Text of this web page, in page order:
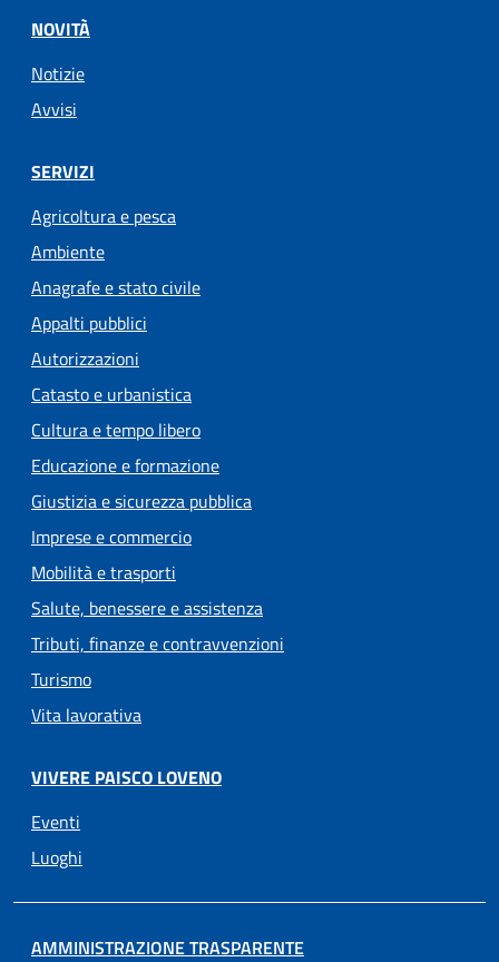
NOVITÀ
Notizie
Avvisi
SERVIZI
Agricoltura e pesca
Ambiente
Anagrafe e stato civile
Appalti pubblici
Autorizzazioni
Catasto e urbanistica
Cultura e tempo libero
Educazione e formazione
Giustizia e sicurezza pubblica
Imprese e commercio
Mobilità e trasporti
Salute, benessere e assistenza
Tributi, finanze e contravvenzioni
Turismo
Vita lavorativa
VIVERE PAISCO LOVENO
Eventi
Luoghi
AMMINISTRAZIONE TRASPARENTE